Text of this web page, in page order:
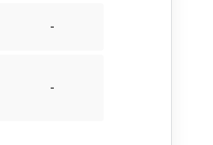
-
-